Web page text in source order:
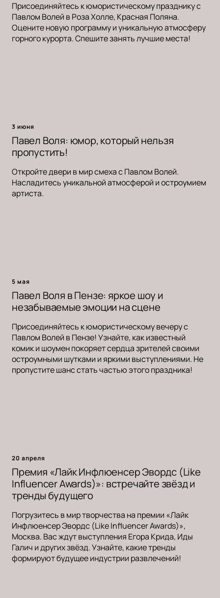
Присоединяйтесь к юмористическому празднику с
Павлом Волей в Роза Холле, Красная Поляна.
Оцените новую программу и уникальную атмосферу
горного курорта. Спешите занять лучшие места!
3 июня
Павел Воля: юмор, который нельзя
пропустить!
Откройте двери в мир смеха с Павлом Волей.
Насладитесь уникальной атмосферой и остроумием
артиста.
5 мая
Павел Воля в Пензе: яркое шоу и
незабываемые эмоции на сцене
Присоединяйтесь к юмористическому вечеру с
Павлом Волей в Пензе! Узнайте, как известный
комик и шоумен покоряет сердца зрителей своими
остроумными шутками и яркими выступлениями. Не
пропустите шанс стать частью этого праздника!
20 апреля
Премия «Лайк Инфлюенсер Эвордс (Like
Influencer Awards)»: встречайте звёзд и
тренды будущего
Погрузитесь в мир творчества на премии «Лайк
Инфлюенсер Эвордс (Like Influencer Awards)»,
Москва. Вас ждут выступления Егора Крида, Иды
Галич и других звёзд. Узнайте, какие тренды
формируют будущее индустрии развлечений!